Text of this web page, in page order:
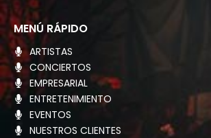
MENÚ RÁPIDO
ARTISTAS
CONCIERTOS
EMPRESARIAL
ENTRETENIMIENTO
EVENTOS
NUESTROS CLIENTES